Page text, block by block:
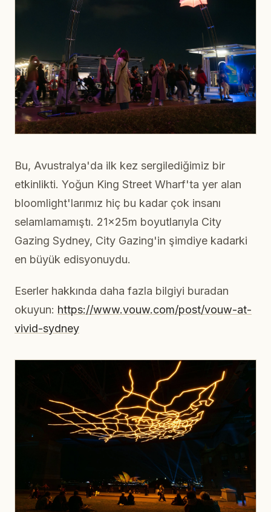
Bu, Avustralya'da ilk kez sergilediğimiz bir
etkinlikti. Yoğun King Street Wharf'ta yer alan
bloomlight'larımız hiç bu kadar çok insanı
selamlamamıştı. 21x25m boyutlarıyla City
Gazing Sydney, City Gazing'in şimdiye kadarki
en büyük edisyonuydu.
Eserler hakkında daha fazla bilgiyi buradan
okuyun: https://www.vouw.com/post/vouw-at-
vivid-sydney